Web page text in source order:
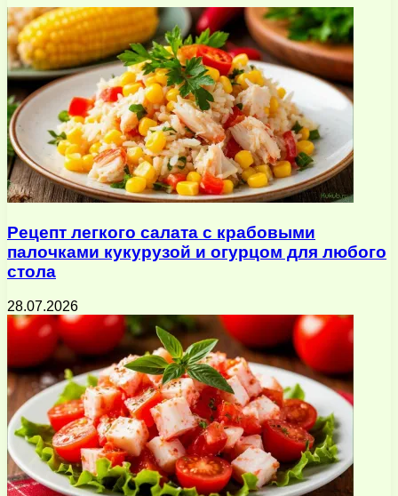
почту
Рецепт легкого салата с крабовыми
палочками кукурузой и огурцом для любого
стола
28.07.2026